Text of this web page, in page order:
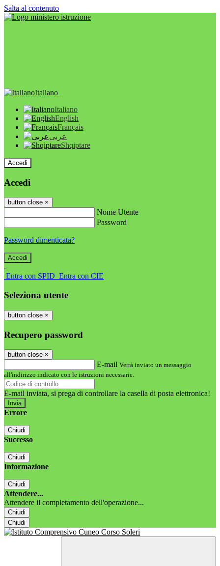
Salta al contenuto
Italiano
Italiano
English
Français
عربى
Shqiptare
Accedi
Accedi
button close ×
Nome Utente
Password
Password dimenticata?
-
Entra con SPID Entra con CIE
Seleziona utente
button close ×
Recupero password
button close ×
E-mail Verrà inviato un messaggio
all'indirizzo indicato con le istruzioni necessarie.
E-mail inviata, si prega di controllare la casella di posta elettronica!
Errore
Chiudi
Successo
Chiudi
Informazione
Chiudi
Attendere...
Attendere il completamento dell'operazione...
Chiudi
Chiudi